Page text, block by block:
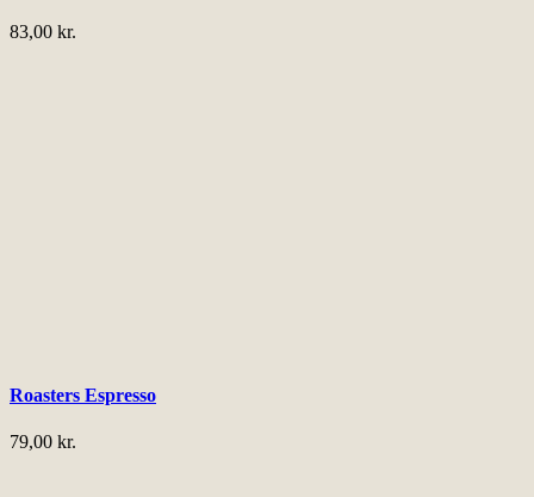
83,00 kr.
Roasters Espresso
79,00 kr.